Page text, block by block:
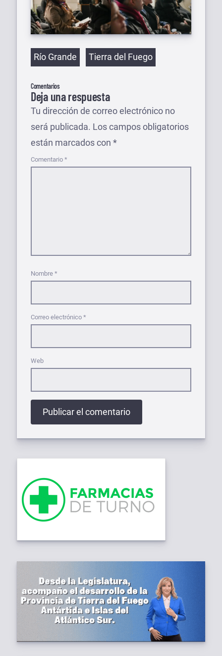
Etiquetas
Río Grande Tierra del Fuego
Comentarios
Deja una respuesta
Tu dirección de correo electrónico no
será publicada. Los campos obligatorios
están marcados con *
Comentario *
Nombre *
Correo electrónico *
Web